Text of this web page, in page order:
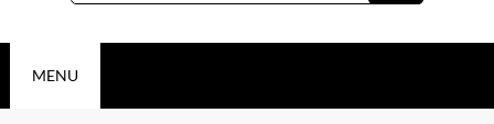
MENU